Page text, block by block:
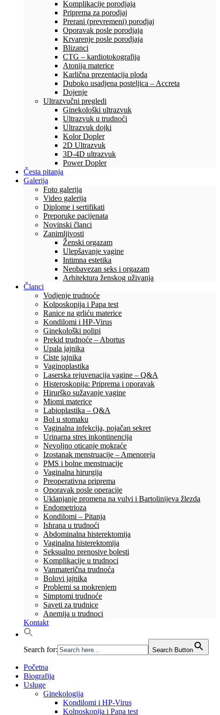
Komplikacije porodjaja
Priprema za porodjaj
Prerani (prevremeni) porodjaj
Oporavak posle porodjaja
Krvarenje posle porodjaja
Blizanci
CTG – kardiotokografija
Atonija materice
Karlična prezentacija ploda
Duboko usadjena posteljica – Accreta
Dojenje
Ultrazvučni pregledi
Ginekološki ultrazvuk
Ultrazvuk u trudnoći
Ultrazvuk dojki
Kolor Dopler
2D Ultrazvuk
3D-4D ultrazvuk
Power Dopler
Česta pitanja
Galerija
Foto galerija
Video galerija
Diplome i sertifikati
Preporuke pacijenata
Novinski članci
Zanimljivosti
Ženski orgazam
Ulepšavanje vagine
Intimna estetika
Neobavezan seks i orgazam
Arhitektura ženskog uživanja
Članci
Vodjenje trudnoće
Kolposkopija i Papa test
Ranice na grliću materice
Kondilomi i HP-Virus
Ginekološki polipi
Prekid trudnoće – Abortus
Upala jajnika
Ciste jajnika
Vaginoplastika
Laserska rejuvenacija vagine – Q&A
Histeroskopija: Priprema i oporavak
Hirurško sužavanje vagine
Miomi materice
Labioplastika – Q&A
Bol u stomaku
Vaginalna infekcija, pojačan sekret
Urinarna stres inkontinencija
Nevoljno oticanje mokraće
Izostanak menstruacije – Amenoreja
PMS i bolne menstruacije
Vaginalna hirurgija
Preoperativna priprema
Oporavak posle operacije
Uklanjanje promena na vulvi i Bartolinijeva žlezda
Endometrioza
Kondilomi – Pitanja
Ishrana u trudnoći
Abdominalna histerektomija
Vaginalna histerektomija
Seksualno prenosive bolesti
Komplikacije u trudnoci
Vanmaterična trudnoća
Bolovi jajnika
Problemi sa mokrenjem
Simptomi trudnoće
Saveti za trudnice
Anemija u trudnoci
Kontakt
Search for: Search Button
Početna
Biografija
Usluge
Ginekologija
Kondilomi i HP-Virus
Kolposkopija i Papa test